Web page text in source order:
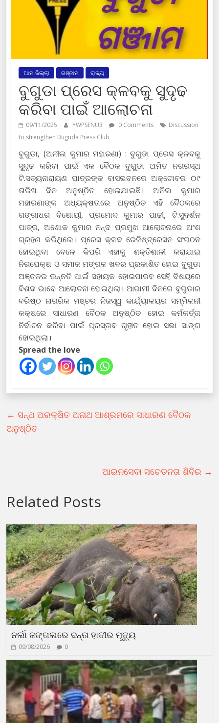
ଆମ ଜିଲ୍ଲା ଗଞ୍ଜାମ ରାଜ୍ୟ
ବୁଗୁଡା ପ୍ରେସ କ୍ଳବକୁ ସୁଦୃଢ
କରିବା ପାଇଁ ଆଲୋଚନା
09/11/2025 YWPSENU3 0 Comments
Discussion
to strengthen Buguda Press Club
ବୁଗୁଡା, (ଅନୀଲ କୁମାର ମହାରଣା) : ବୁଗୁଡା ପ୍ରେସ କ୍ଳବକୁ
ସୁଦୃଢ କରିବା ପାଇଁ ଏକ ବୈଠକ ବୁଗୁଡା ଅମିତ ନଗରସ୍ଥ
ଟି.ସତ୍ୟନାରାୟଣ ପାତ୍ରଙ୍କ ବାସଭବନରେ ଅକ୍ଟୋବର ୦୯
ତାରିଖ ଦିନ ଅନୁଷ୍ଠିତ ହୋଇଯାଇଛି। ଅନିଲ କୁମାର
ମହାରଣାଙ୍କ ଅଧ୍ୟକ୍ଷତାରେ ଅନୁଷ୍ଠିତ ଏହି ବୈଠକରେ
ଗଙ୍ଗାଧର ବିଷୋୟୀ, ପ୍ରମୋଦ କୁମାର ପାଢୀ, ଟି.ସୁଦର୍ଶନ
ପାତ୍ର, ଅଶୋକ କୁମାର ନନ୍ଦ ପ୍ରମୁଖ ଆଲୋଚନାରେ ଅଂଶ
ଗ୍ରହଣ କରିଥିଲେ। ପ୍ରେସ କ୍ଳବ ରେଜିଷ୍ଟ୍ରେସନ ସଂଗଠନ
ହୋଇଥିବା ବେଳେ କିପରି ଏହାକୁ ଶକ୍ତିଶାଳୀ କରାଯାଇ
ନିରପେକ୍ଷ ଓ ସମାଜ ମଙ୍ଗଳ ଖବର ପ୍ରକାଶିତ ହୋଇ ବୁଗୁଡା
ଅଞ୍ଚଳର ଉନ୍ନତି ପାଇଁ ସହାୟକ ହୋଇପାରବ ସେହି ବିଷୟରେ
ବିଶଦ ଭାବେ ଆଲୋଚନା ହୋଇଥିଲା। ଆଗାମୀ ଦିନରେ ବୁଗୁଡାର
ବରିଷ୍ଠ ନାଗରିକ ମଞ୍ଚର ନିଜସ୍ୱ କାର୍ଯ୍ୟାଳୟର ସମ୍ମିଳନୀ
କକ୍ଷରେ ସାଧାରଣ ବୈଠକ ଅନୁଷ୍ଠିତ ହୋଇ କର୍ମକର୍ତ୍ତା
ନିର୍ବାଚନ କରିବା ପାଇଁ ପ୍ରସ୍ତାବ ଗୃହୀତ ହୋଇ ସଭା ସାଙ୍ଗ
ହୋଇଥିଲା।
Spread the love
← ସନ୍ଥ ଅରକ୍ଷିତ ଅନାଥ ଆଶ୍ରମରେ ସାଧାରଣ ବୈଠକ
ଅନୁଷ୍ଠିତ
ଆଇନସେବା ସଚେତନତା ଶିବିର →
Related Posts
ନର୍ଲା ଜଙ୍ଗଲରେ ଦନ୍ତା ହାତୀର ମୃତ୍ୟୁ
09/08/2026 0